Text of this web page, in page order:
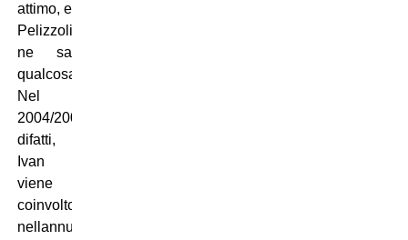
attimo, e
Pelizzoli
ne sa
qualcosa.
Nel
2004/2005,
difatti,
Ivan
viene
coinvolto
nellannus